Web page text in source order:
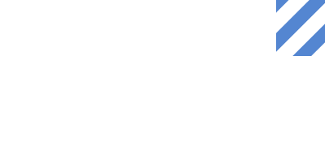
MEMBER
メン